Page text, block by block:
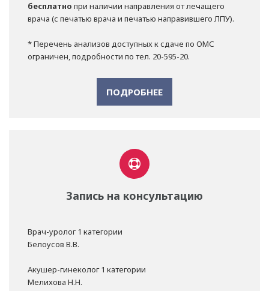
бесплатно при наличии направления от лечащего
врача (с печатью врача и печатью направившего ЛПУ).
* Перечень анализов доступных к сдаче по ОМС
ограничен, подробности по тел. 20-595-20.
ПОДРОБНЕЕ
Запись на консультацию
Врач-уролог 1 категории
Белоусов В.В.
Акушер-гинеколог 1 категории
Мелихова Н.Н.